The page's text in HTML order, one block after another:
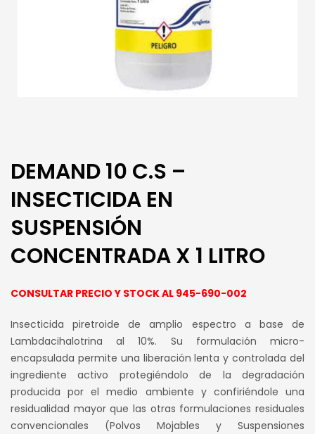
DEMAND 10 C.S –
INSECTICIDA EN
SUSPENSIÓN
CONCENTRADA X 1 LITRO
CONSULTAR PRECIO Y STOCK AL 945-690-002
Insecticida piretroide de amplio espectro a base de
Lambdacihalotrina al 10%. Su formulación micro-
encapsulada permite una liberación lenta y controlada del
ingrediente activo protegiéndolo de la degradación
producida por el medio ambiente y confiriéndole una
residualidad mayor que las otras formulaciones residuales
convencionales (Polvos Mojables y Suspensiones